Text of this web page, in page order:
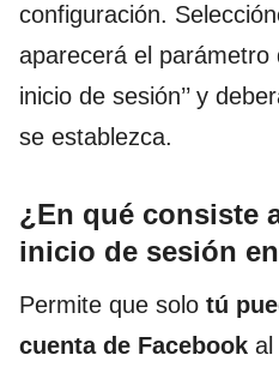
configuración.
aparecerá el parámetro
inicio de sesión’’ y
se establezca.
¿En qué consiste
inicio de sesión
Permite que solo tú
cuenta de Facebook al